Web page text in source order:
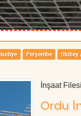
Perşembe Ulubey
İnşaat
Ordu